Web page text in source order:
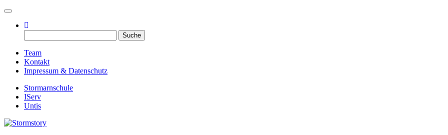
Toggle navigation
nach:
Team
Kontakt
Impressum & Datenschutz
Stormarnschule
IServ
Untis